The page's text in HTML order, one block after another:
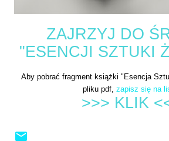
ZAJRZYJ DO
"ESENCJI SZTUKI
Aby pobrać fragment książki "Esencja
pliku pdf, zapisz się na
>>> KLIK